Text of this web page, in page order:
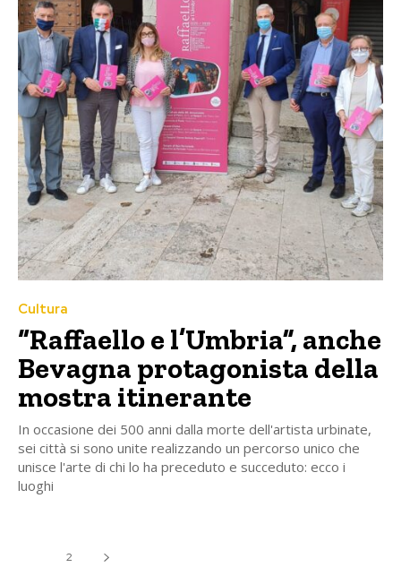
Cultura
“Raffaello e l’Umbria”, anche
Bevagna protagonista della
mostra itinerante
In occasione dei 500 anni dalla morte dell'artista urbinate,
sei città si sono unite realizzando un percorso unico che
unisce l'arte di chi lo ha preceduto e succeduto: ecco i
luoghi
2